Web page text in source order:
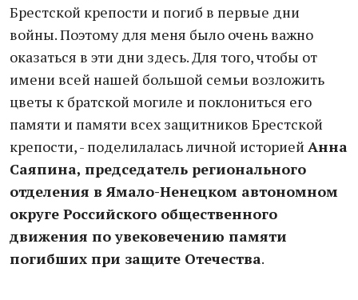
Брестской крепости и погиб в первые дни
войны. Поэтому для меня было очень важно
оказаться в эти дни здесь. Для того, чтобы от
имени всей нашей большой семьи возложить
цветы к братской могиле и поклониться его
памяти и памяти всех защитников Брестской
крепости, - поделилалась личной историей Анна
Саяпина, председатель регионального
отделения в Ямало-Ненецком автономном
округе Российского общественного
движения по увековечению памяти
погибших при защите Отечества.